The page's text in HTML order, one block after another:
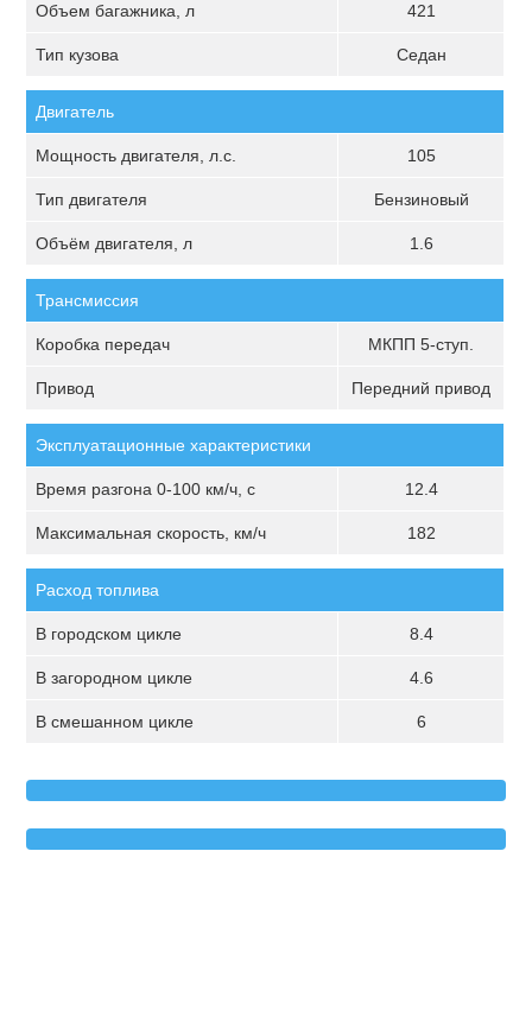
Объем багажника, л 421
Тип кузова Седан
Двигатель
Мощность двигателя, л.с. 105
Тип двигателя Бензиновый
Объём двигателя, л 1.6
Трансмиссия
Коробка передач МКПП 5-ступ.
Привод Передний привод
Эксплуатационные характеристики
Время разгона 0-100 км/ч, с 12.4
Максимальная скорость, км/ч 182
Расход топлива
В городском цикле 8.4
В загородном цикле 4.6
В смешанном цикле 6